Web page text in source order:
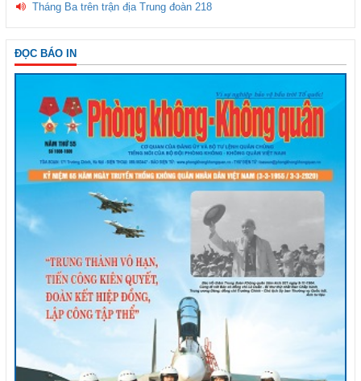
Tháng Ba trên trận địa Trung đoàn 218
ĐỌC BÁO IN